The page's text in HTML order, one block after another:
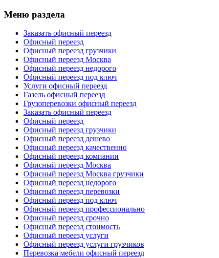
Меню раздела
Заказать офисный переезд
Офисный переезд
Офисный переезд грузчики
Офисный переезд Москва
Офисный переезд недорого
Офисный переезд под ключ
Услуги офисный переезд
Газель офисный переезд
Грузоперевозки офисный переезд
Заказать офисный переезд
Офисный переезд
Офисный переезд грузчики
Офисный переезд дешево
Офисный переезд качественно
Офисный переезд компании
Офисный переезд Москва
Офисный переезд Москва грузчики
Офисный переезд недорого
Офисный переезд перевозки
Офисный переезд под ключ
Офисный переезд профессионально
Офисный переезд срочно
Офисный переезд стоимость
Офисный переезд услуги
Офисный переезд услуги грузчиков
Перевозка мебели офисный переезд